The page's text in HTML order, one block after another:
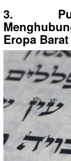
3.
Eropa Barat